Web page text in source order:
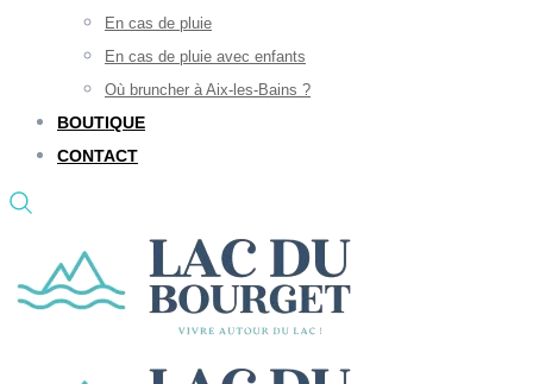
En cas de pluie
En cas de pluie avec enfants
Où bruncher à Aix-les-Bains ?
BOUTIQUE
CONTACT